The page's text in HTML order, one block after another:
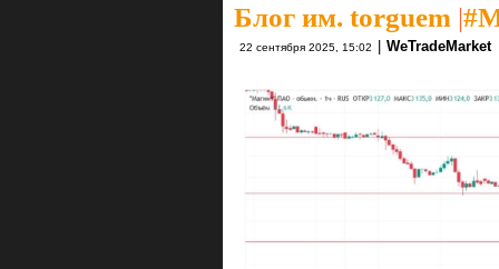
Блог им. torguem |
22 сентября 2025, 15:02 WeTradeMarket